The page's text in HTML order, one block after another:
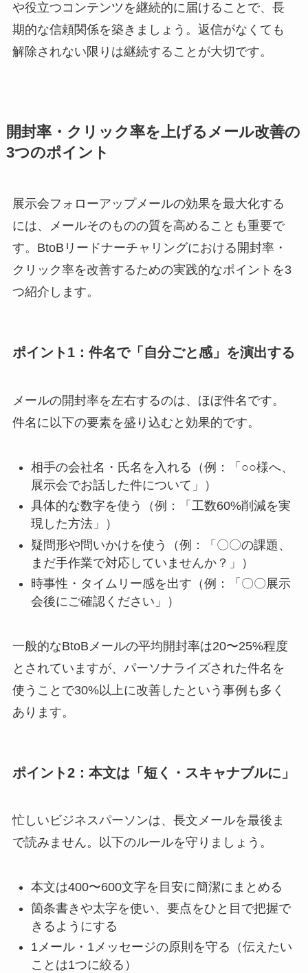
や役立つコンテンツを継続的に届けることで、長
期的な信頼関係を築きましょう。返信がなくても
解除されない限りは継続することが大切です。
開封率・クリック率を上げるメール改善の
3つのポイント
展示会フォローアップメールの効果を最大化する
には、メールそのものの質を高めることも重要で
す。BtoBリードナーチャリングにおける開封率・
クリック率を改善するための実践的なポイントを3
つ紹介します。
ポイント1：件名で「自分ごと感」を演出する
メールの開封率を左右するのは、ほぼ件名です。
件名に以下の要素を盛り込むと効果的です。
相手の会社名・氏名を入れる（例：「○○様へ、
展示会でお話した件について」）
具体的な数字を使う（例：「工数60%削減を実
現した方法」）
疑問形や問いかけを使う（例：「〇〇の課題、
まだ手作業で対応していませんか？」）
時事性・タイムリー感を出す（例：「〇〇展示
会後にご確認ください」）
一般的なBtoBメールの平均開封率は20〜25%程度
とされていますが、パーソナライズされた件名を
使うことで30%以上に改善したという事例も多く
あります。
ポイント2：本文は「短く・スキャナブルに」
忙しいビジネスパーソンは、長文メールを最後ま
で読みません。以下のルールを守りましょう。
本文は400〜600文字を目安に簡潔にまとめる
箇条書きや太字を使い、要点をひと目で把握で
きるようにする
1メール・1メッセージの原則を守る（伝えたい
ことは1つに絞る）